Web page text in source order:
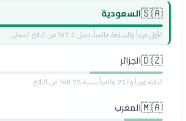
🇸🇦السعودية
الأولى عربياً والسابعة عالمياً، تمثل 7.2% من الناتج المحلي
🇩🇿الجزائر
الثانية عربياً والـ21 عالمياً بنسبة 8.75% من الناتج
🇲🇦المغرب